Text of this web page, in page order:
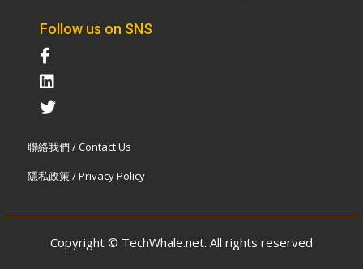
Follow us on SNS
聯絡我們 / Contact Us
隱私政策 / Privacy Policy
Copyright © TechWhale.net. All rights reserved